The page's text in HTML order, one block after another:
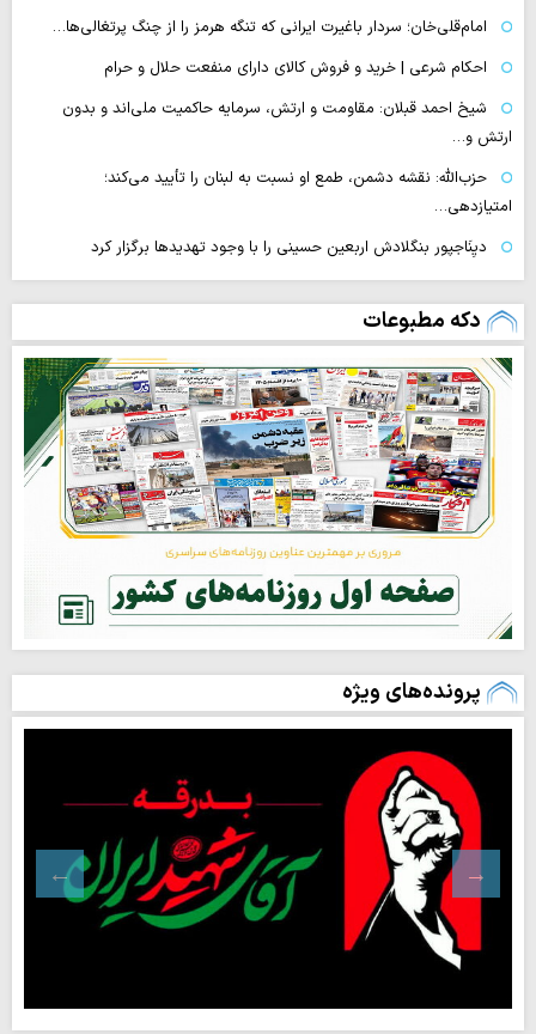
امام‌قلی‌خان؛ سردار باغیرت ایرانی که تنگه هرمز را از چنگ پرتغالی‌ها…
احکام شرعی | خرید و فروش کالای دارای منفعت حلال و حرام
شیخ احمد قبلان: مقاومت و ارتش، سرمایه حاکمیت ملی‌اند و بدون
ارتش و…
حزب‌الله: نقشه دشمن، طمع‌ او نسبت به لبنان را تأیید می‌کند؛
امتیازدهی…
دیِنَاجپور بنگلادش اربعین حسینی را با وجود تهدیدها برگزار کرد
دکه مطبوعات
پرونده‌های ویژه